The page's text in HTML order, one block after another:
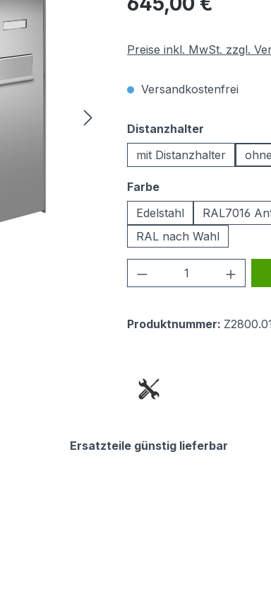
Preise inkl. MwSt. zzgl.
Versandkostenfrei
Distanzhalter
mit Distanzhalter
Farbeauswählen
Edelstahl
RAL7016
RAL nach Wahl
Produkt Anzahl:
Produktnummer:
Ersatzteile günstig lieferbar